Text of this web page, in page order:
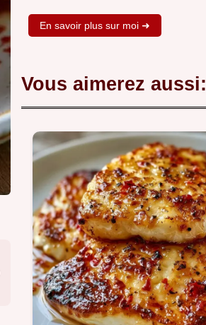
En savoir plus sur moi ➜
Vous aimerez aussi: